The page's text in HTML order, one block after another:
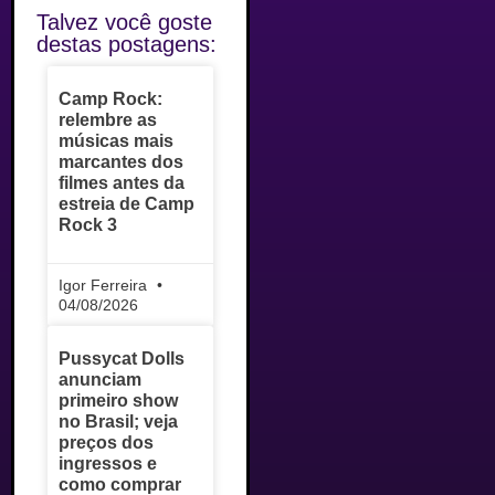
Talvez você goste
destas postagens:
Camp Rock:
relembre as
músicas mais
marcantes dos
filmes antes da
estreia de Camp
Rock 3
Igor Ferreira
04/08/2026
Pussycat Dolls
anunciam
primeiro show
no Brasil; veja
preços dos
ingressos e
como comprar